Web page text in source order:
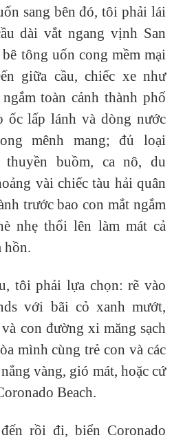
sang bên đó, tôi phải lái
dài vắt ngang vịnh San
tông uốn cong mềm mại
giữa cầu, chiếc xe như
toàn cảnh thành phố
ốc lấp lánh và dòng nước
mênh mang; đủ loại
buồm, ca nô, du
vài chiếc tàu hải quân
trước bao con mắt ngắm
nhẹ thổi lên làm mát cả
hồn.
tôi phải lựa chọn: rẽ vào
với bãi cỏ xanh mướt,
con đường xi măng sạch
mình cùng trẻ con và các
vàng, gió mát, hoặc cứ
Beach.
rồi đi, biển Coronado